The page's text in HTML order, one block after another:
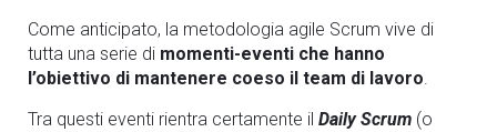
Come anticipato, la metodologia agile Scrum vive di
tutta una serie di momenti-eventi che hanno
l’obiettivo di mantenere coeso il team di lavoro.
Tra questi eventi rientra certamente il Daily Scrum (o